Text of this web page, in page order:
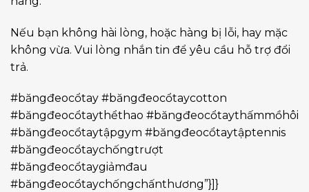
Nếu bạn không hài lòng, hoặc hàng bị lỗi, hay mặc
không vừa. Vui lòng nhắn tin để yêu cầu hỗ trợ đổi
trả.
#băngđeocổtay #băngđeocổtaycotton
#băngđeocổtaythểthao #băngđeocổtaythấmmồhôi
#băngđeocổtaytậpgym #băngđeocổtaytậptennis
#băngđeocổtaychốngtrượt
#băngđeocổtaygiảmđau
#băngđeocổtaychốngchấnthương”}]}